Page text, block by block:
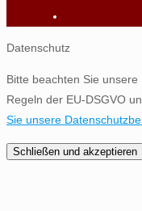
Datenschutz
Bitte beachten Sie
Regeln der EU-DSGVO
Sie unsere
Schließen und akzeptieren